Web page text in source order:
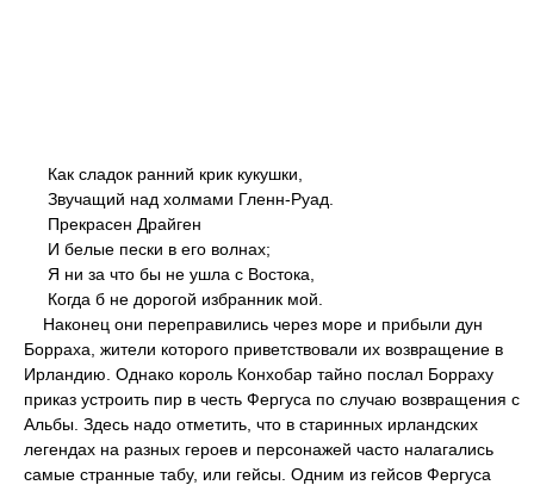
Как сладок ранний крик кукушки,
Звучащий над холмами Гленн-Руад.
Прекрасен Драйген
И белые пески в его волнах;
Я ни за что бы не ушла с Востока,
Когда б не дорогой избранник мой.
Наконец они переправились через море и прибыли дун
Борраха, жители которого приветствовали их возвращение в
Ирландию. Однако король Конхобар тайно послал Борраху
приказ устроить пир в честь Фергуса по случаю возвращения с
Альбы. Здесь надо отметить, что в старинных ирландских
легендах на разных героев и персонажей часто налагались
самые странные табу, или гейсы. Одним из гейсов Фергуса